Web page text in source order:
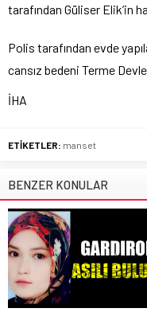
tarafından Güliser Elik’in
Polis tarafından evde
cansız bedeni Terme
İHA
ETİKETLER: manset
BENZER KONULAR